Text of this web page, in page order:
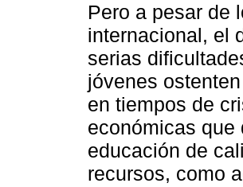
Pero a pesar de
internacional, el
serias
jóvenes
en tiempos de
económicas que
educación de
recursos, como